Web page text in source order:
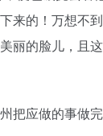
来的！万想不
丽的脸儿，且
把应做的事做